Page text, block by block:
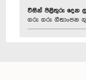
විසින් පිළිතුරු දෙන
ගරු ගරු ගීතාංජන